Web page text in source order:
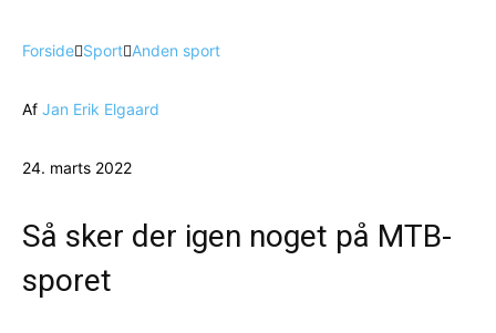
Forside Sport Anden sport
Af Jan Erik Elgaard
24. marts 2022
Så sker der igen noget på MTB-
sporet